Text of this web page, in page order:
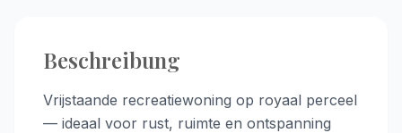
Beschreibung
Vrijstaande recreatiewoning op royaal perceel
— ideaal voor rust, ruimte en ontspanning